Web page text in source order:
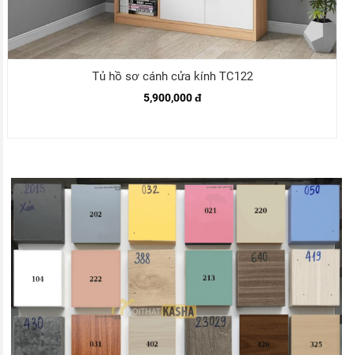
Tủ hồ sơ cánh cửa kính TC122
5,900,000 đ